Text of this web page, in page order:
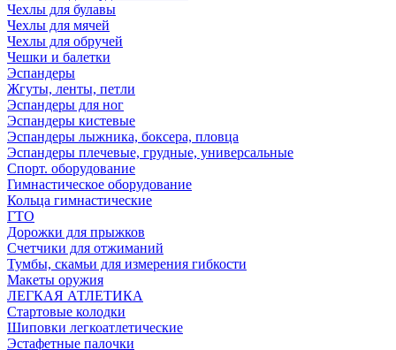
Чехлы для булавы
Чехлы для мячей
Чехлы для обручей
Чешки и балетки
Эспандеры
Жгуты, ленты, петли
Эспандеры для ног
Эспандеры кистевые
Эспандеры лыжника, боксера, пловца
Эспандеры плечевые, грудные, универсальные
Спорт. оборудование
Гимнастическое оборудование
Кольца гимнастические
ГТО
Дорожки для прыжков
Счетчики для отжиманий
Тумбы, скамьи для измерения гибкости
Макеты оружия
ЛЕГКАЯ АТЛЕТИКА
Стартовые колодки
Шиповки легкоатлетические
Эстафетные палочки